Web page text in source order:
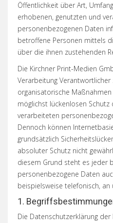
Öffentlichkeit über Art,
erhobenen, genutzten und
personenbezogenen Daten
betroffene Personen mittels
über die ihnen zustehenden
Die Kirchner Print-Medien
Verarbeitung
organisatorische
möglichst lückenlosen
verarbeiteten
Dennoch können
grundsätzlich
absoluter Schutz nicht
diesem Grund steht es jeder
personenbezogene Daten
beispielsweise telefonisch,
1.
Die Datenschutzerklärung